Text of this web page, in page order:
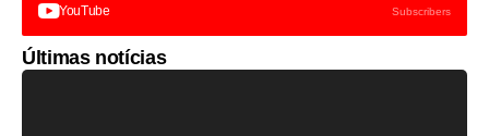
YouTube Subscribers
Últimas notícias